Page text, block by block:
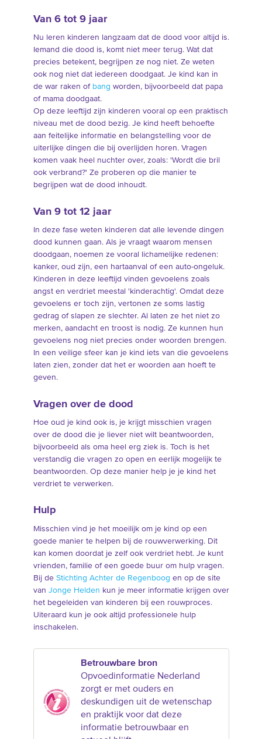
Van 6 tot 9 jaar
Nu leren kinderen langzaam dat de dood voor altijd is.
Iemand die dood is, komt niet meer terug. Wat dat
precies betekent, begrijpen ze nog niet. Ze weten
ook nog niet dat iedereen doodgaat. Je kind kan in
de war raken of bang worden, bijvoorbeeld dat papa
of mama doodgaat.
Op deze leeftijd zijn kinderen vooral op een praktisch
niveau met de dood bezig. Je kind heeft behoefte
aan feitelijke informatie en belangstelling voor de
uiterlijke dingen die bij overlijden horen. Vragen
komen vaak heel nuchter over, zoals: 'Wordt die bril
ook verbrand?' Ze proberen op die manier te
begrijpen wat de dood inhoudt.
Van 9 tot 12 jaar
In deze fase weten kinderen dat alle levende dingen
dood kunnen gaan. Als je vraagt waarom mensen
doodgaan, noemen ze vooral lichamelijke redenen:
kanker, oud zijn, een hartaanval of een auto-ongeluk.
Kinderen in deze leeftijd vinden gevoelens zoals
angst en verdriet meestal 'kinderachtig'. Omdat deze
gevoelens er toch zijn, vertonen ze soms lastig
gedrag of slapen ze slechter. Al laten ze het niet zo
merken, aandacht en troost is nodig. Ze kunnen hun
gevoelens nog niet precies onder woorden brengen.
In een veilige sfeer kan je kind iets van die gevoelens
laten zien, zonder dat het er woorden aan hoeft te
geven.
Vragen over de dood
Hoe oud je kind ook is, je krijgt misschien vragen
over de dood die je liever niet wilt beantwoorden,
bijvoorbeeld als oma heel erg ziek is. Toch is het
verstandig die vragen zo open en eerlijk mogelijk te
beantwoorden. Op deze manier help je je kind het
verdriet te verwerken.
Hulp
Misschien vind je het moeilijk om je kind op een
goede manier te helpen bij de rouwverwerking. Dit
kan komen doordat je zelf ook verdriet hebt. Je kunt
vrienden, familie of een goede buur om hulp vragen.
Bij de Stichting Achter de Regenboog en op de site
van Jonge Helden kun je meer informatie krijgen over
het begeleiden van kinderen bij een rouwproces.
Uiteraard kun je ook altijd professionele hulp
inschakelen.
Betrouwbare bron
Opvoedinformatie Nederland
zorgt er met ouders en
deskundigen uit de wetenschap
en praktijk voor dat deze
informatie betrouwbaar en